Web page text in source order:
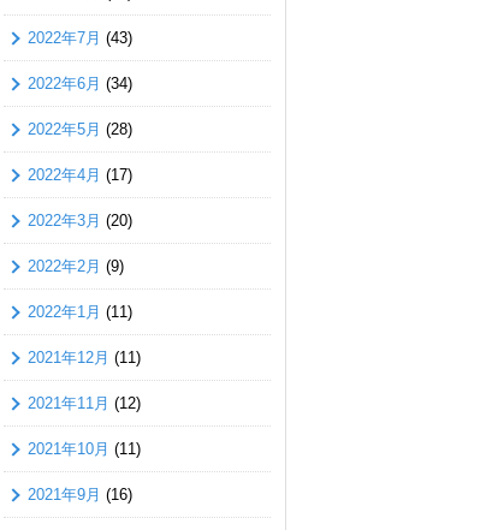
2022年7月 (43)
2022年6月 (34)
2022年5月 (28)
2022年4月 (17)
2022年3月 (20)
2022年2月 (9)
2022年1月 (11)
2021年12月 (11)
2021年11月 (12)
2021年10月 (11)
2021年9月 (16)